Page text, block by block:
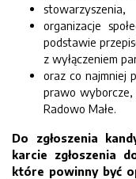
stowarzyszenia,
organizacje
podstawie
z wyłączeniem
oraz co najmniej
prawo wyborcze,
Radowo Małe.
Do zgłoszenia
karcie zgłoszenia
które powinny być